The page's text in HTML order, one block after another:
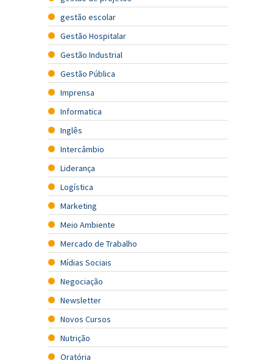
gestão escolar
Gestão Hospitalar
Gestão Industrial
Gestão Pública
Imprensa
Informatica
Inglês
Intercâmbio
Liderança
Logística
Marketing
Meio Ambiente
Mercado de Trabalho
Mídias Sociais
Negociação
Newsletter
Novos Cursos
Nutrição
Oratória